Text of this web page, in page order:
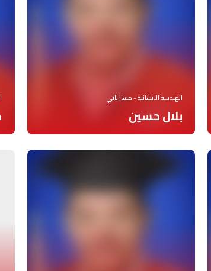
الهندسة الانشائية - مسار ثاني
بلال حسين